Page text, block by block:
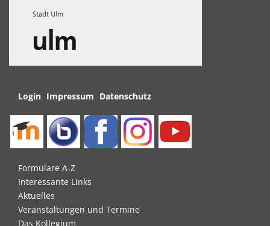
Navigation
Login Impressum Datenschutz
Navigation
überspringen
Formulare A-Z
Interessante Links
Aktuelles
Veranstaltungen und Termine
Das Kollegium